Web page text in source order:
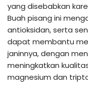
yang disebabkan
Buah pisang ini
antioksidan, serta
dapat membantu
janinnya, dengan
meningkatkan
magnesium dan